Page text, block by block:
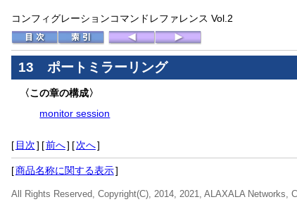
コンフィグレーションコマンドレファレンス Vol.2
13 ポートミラーリング
〈この章の構成〉
monitor session
[ 目次] [前へ] [次へ]
[商品名称に関する表示]
All Rights Reserved, Copyright(C), 2014, 2021, ALAXALA Networks,